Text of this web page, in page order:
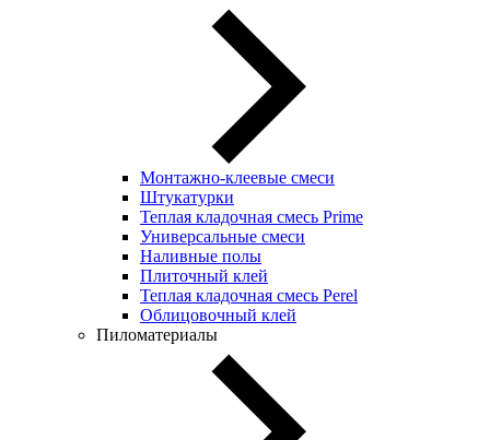
Монтажно-клеевые смеси
Штукатурки
Теплая кладочная смесь Prime
Универсальные смеси
Наливные полы
Плиточный клей
Теплая кладочная смесь Perel
Облицовочный клей
Пиломатериалы